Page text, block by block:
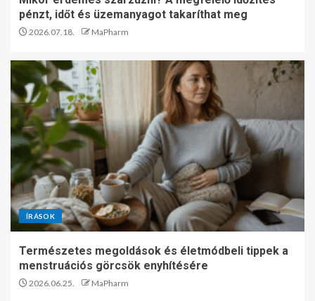
pénzt, időt és üzemanyagot takaríthat meg
2026.07.18. MaPharm
ÍRÁSOK
Természetes megoldások és életmódbeli tippek a
menstruációs görcsök enyhítésére
2026.06.25. MaPharm